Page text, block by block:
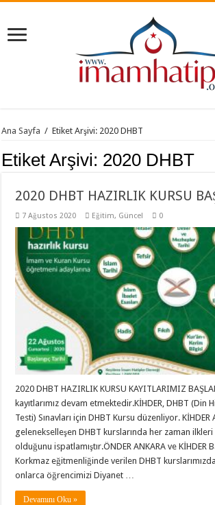
Ana Sayfa / Etiket Arşivi: 2020 DHBT
Etiket Arşivi: 2020 DHBT
2020 DHBT HAZIRLIK KURSU
7 Ağustos 2020 Eğitim, Güncel 0
2020 DHBT HAZIRLIK KURSU KAYITLARIMIZ
kayıtlarımız devam etmektedir.KİHDER, DHBT (Din
Testi) Sınavları için DHBT Kursu düzenliyor. KİHDER
gelenekselleşen DHBT kurslarında her zaman
olduğunu ispatlamıştır.ÖNDER ANKARA ve KİHDER
Korkmaz eğitmenliğinde verilen DHBT
onlarca öğrencimizi Diyanet …
Devamını Oku »